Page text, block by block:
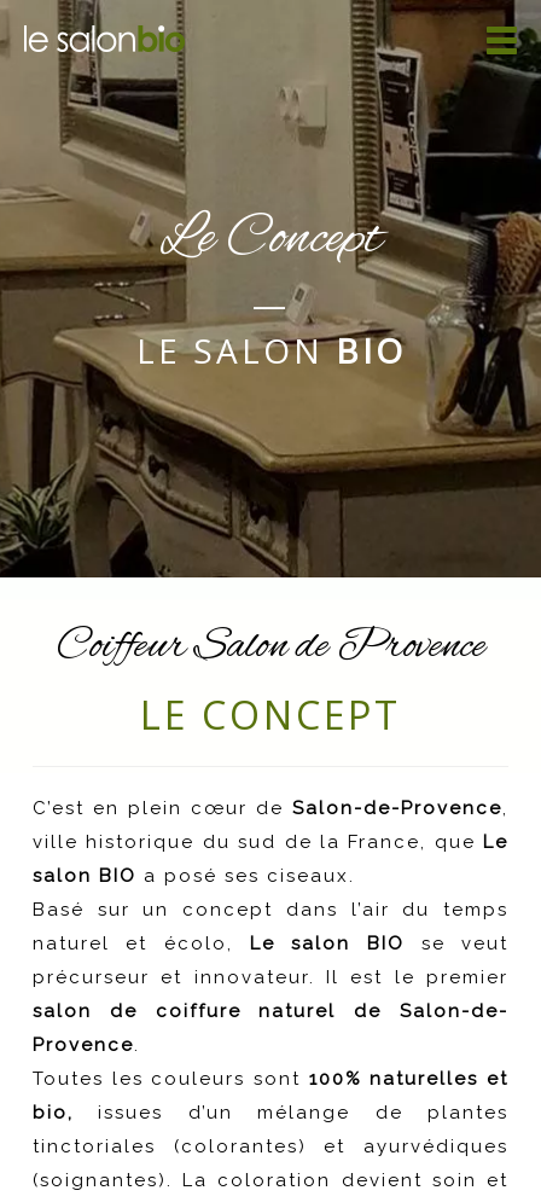
Le Concept
—
LE SALON BIO
Coiffeur Salon de Provence
LE CONCEPT
C’est en plein cœur de Salon-de-Provence,
ville historique du sud de la France, que Le
salon BIO a posé ses ciseaux.
Basé sur un concept dans l’air du temps
naturel et écolo,
Le salon BIO
se veut
précurseur et innovateur. Il est le premier
salon de coiffure naturel de Salon-de-
Provence.
Toutes les couleurs sont 100% naturelles et
bio,
issues d’un mélange de plantes
tinctoriales (colorantes) et ayurvédiques
(soignantes).
La coloration devient soin
et